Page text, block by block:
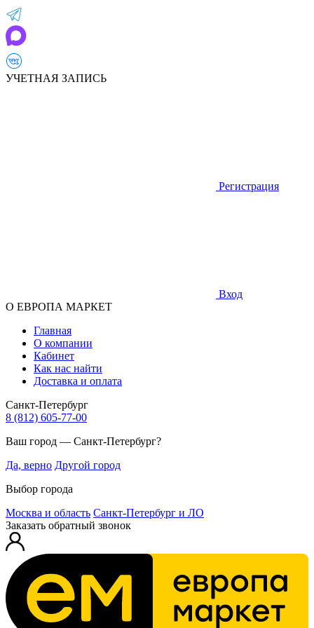
УЧЕТНАЯ ЗАПИСЬ
Регистрация
Вход
О ЕВРОПА МАРКЕТ
Главная
О компании
Кабинет
Как нас найти
Доставка и оплата
Санкт-Петербург
8 (812) 605-77-00
Ваш город — Санкт-Петербург?
Да, верно Другой город
Выбор города
Москва и область Санкт-Петербург и ЛО
Заказать обратный звонок